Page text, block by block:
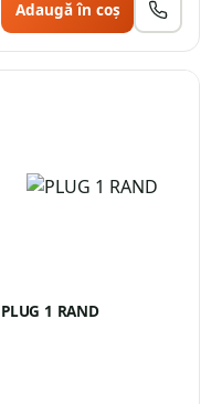
Adaugă în coș
PLUG 1 RAND